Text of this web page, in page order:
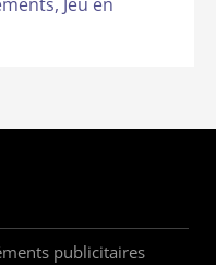
publicitaires